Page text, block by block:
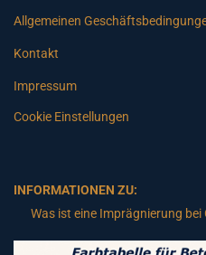
Allgemeinen
Kontakt
Impressum
Cookie Einstellungen
INFORMATIONEN ZU:
Was ist eine Imprägnierung